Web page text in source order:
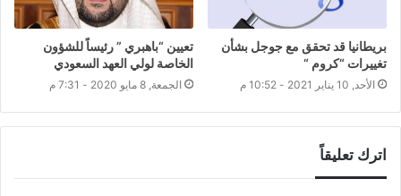
بريطانيا قد تحقق مع جوجل بشأن
تغييرات “كروم “
الأحد, 10 يناير 2021 - 10:52 م
تعيين “باهبري ” رئيساً للشؤون
الخاصة لولي العهد السعودي
الجمعة, 8 مايو 2020 - 7:31 م
اترك تعليقاً